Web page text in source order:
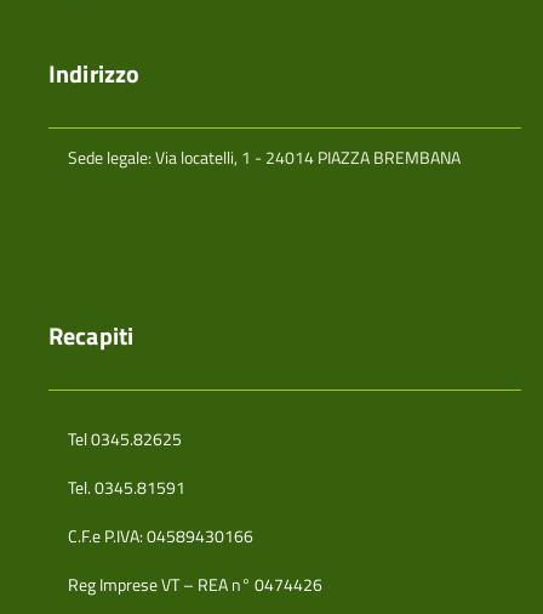
Indirizzo
Sede legale: Via locatelli, 1 - 24014 PIAZZA BREMBANA
Recapiti
Tel 0345.82625
Tel. 0345.81591
C.F.e P.IVA: 04589430166
Reg Imprese VT – REA n° 0474426